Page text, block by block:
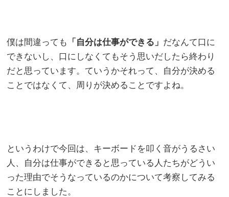
僕は間違っても 「自分は仕事ができる」 だなんて口に
できないし、口にしなくてもそう思いだしたら終わり
だと思っています。ていうかそれって、自分が決める
ことではなくて、周りが決めることですよね。
というわけで今回は、キーボードを叩く音がうるさい
人、自分は仕事ができると思っている人たちがどうい
った理由でそうなっているのかについて考察してみる
ことにしました。